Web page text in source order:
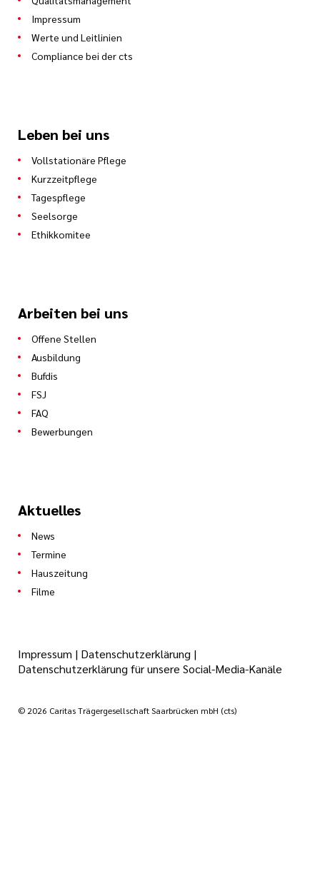
Impressum
Werte und Leitlinien
Compliance bei der cts
Leben bei uns
Vollstationäre Pflege
Kurzzeitpflege
Tagespflege
Seelsorge
Ethikkomitee
Arbeiten bei uns
Offene Stellen
Ausbildung
Bufdis
FSJ
FAQ
Bewerbungen
Aktuelles
News
Termine
Hauszeitung
Filme
© 2026 Caritas Trägergesellschaft Saarbrücken mbH (cts)
Impressum | Datenschutzerklärung |
Datenschutzerklärung für unsere Social-Media-Kanäle